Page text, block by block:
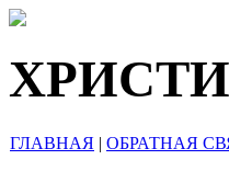
ГЛАВНАЯ | ОБРАТНАЯ